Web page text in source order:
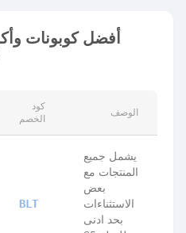
أفضل كوبونات
كود
الخصم
الوصف
BLT
يشمل جميع
المنتجات مع
بعض
الاستثناءات
بحد ادنى